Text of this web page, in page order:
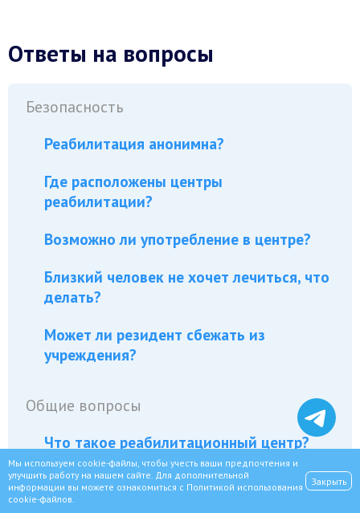
Ответы на вопросы
Безопасность
Реабилитация анонимна?
Где расположены центры
реабилитации?
Возможно ли употребление в центре?
Близкий человек не хочет лечиться, что
делать?
Может ли резидент сбежать из
учреждения?
Общие вопросы
Что такое реабилитационный центр?
Возможны ли посещения в центре?
Мы используем cookie-файлы, чтобы учесть ваши предпочтения и
улучшить работу на нашем сайте. Для дополнительной
информации вы можете ознакомиться с Политикой использования
cookie-файлов.
Закрыть